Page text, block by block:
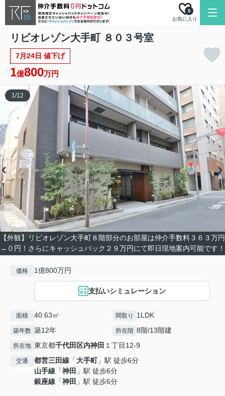
お気に入り
0
リビオレゾン大手町 ８０３号室
7月24日 値下げ
1億800万円
【外観】リビオレゾン大手町８階部分のお部屋は仲介手数料３６３万円
→０円！さらにキャッシュバック２９万円にて即日現地案内可能です！
1/12
価格 1億800万円
支払いシミュレーション
面積 40.63㎡ 間取り 1LDK
築年数 築12年 所在階 8階/13階建
所在地 東京都千代田区内神田 １丁目12-9
交通 都営三田線 「大手町」駅 徒歩6分
山手線 「神田 」駅 徒歩6分
銀座線 「神田 」駅 徒歩6分